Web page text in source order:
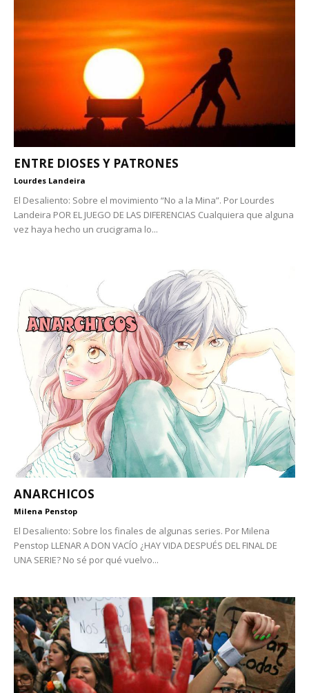
ENTRE DIOSES Y PATRONES
Lourdes Landeira
El Desaliento: Sobre el movimiento “No a la Mina”. Por Lourdes
Landeira POR EL JUEGO DE LAS DIFERENCIAS Cualquiera que alguna
vez haya hecho un crucigrama lo...
ANARCHICOS
Milena Penstop
El Desaliento: Sobre los finales de algunas series. Por Milena
Penstop LLENAR A DON VACÍO ¿HAY VIDA DESPUÉS DEL FINAL DE
UNA SERIE? No sé por qué vuelvo...